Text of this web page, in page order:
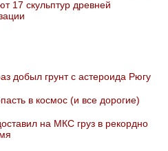
17 скульптур древней
добыл грунт с астероида Рюгу
в космос (и все дорогие)
на МКС груз в рекордно